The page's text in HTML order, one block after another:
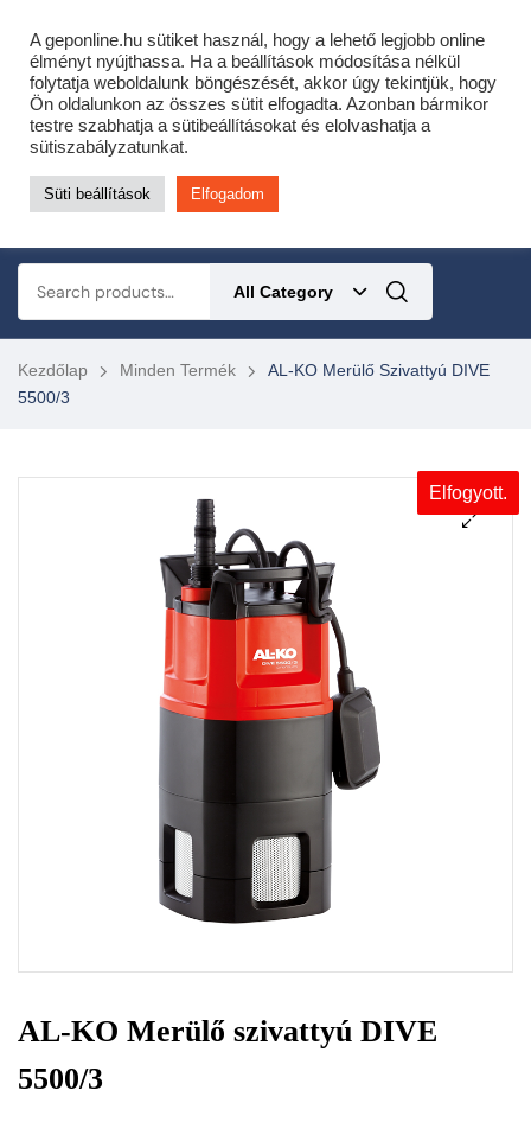
Cofidis expressz online áruhitel 0 % THM-el 10 hónapra!
Most minden akciós HQ láncfűrészhez ajándékba adunk egy fűrészláncot!
Részletek ide kattintva!
KERTÉSZETI – ERDÉSZETI – ÉPÍTŐIPARI GÉP WEBSHOP
All Category
Kezdőlap Minden Termék
AL-KO Merülő Szivattyú DIVE
5500/3
Elfogyott.
AL-KO Merülő szivattyú DIVE
5500/3
A geponline.hu sütiket használ, hogy a lehető legjobb online
élményt nyújthassa. Ha a beállítások módosítása nélkül
folytatja weboldalunk böngészését, akkor úgy tekintjük, hogy
Ön oldalunkon az összes sütit elfogadta. Azonban bármikor
testre szabhatja a sütibeállításokat és elolvashatja a
sütiszabályzatunkat.
Süti beállítások Elfogadom